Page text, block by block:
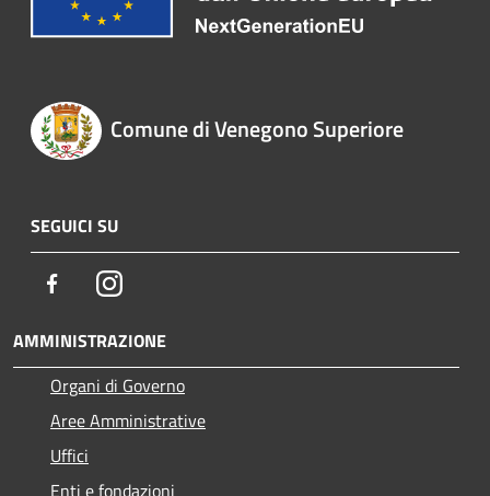
Comune di Venegono Superiore
SEGUICI SU
FacebookInstagram
AMMINISTRAZIONE
Organi di Governo
Aree Amministrative
Uffici
Enti e fondazioni